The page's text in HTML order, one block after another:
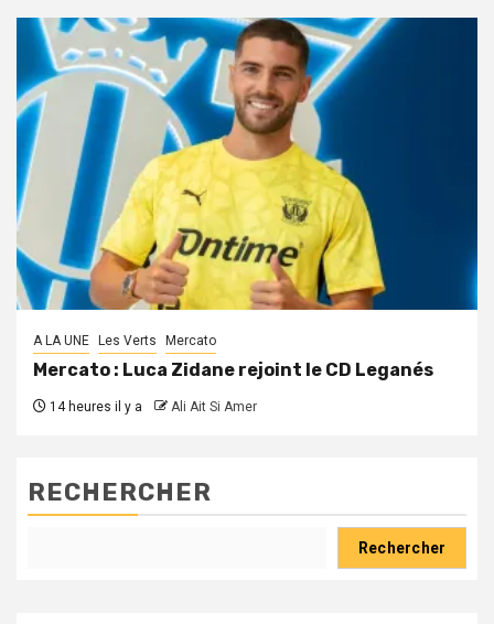
A LA UNE Les Verts Mercato
Mercato : Luca Zidane rejoint le CD Leganés
14 heures il y a Ali Ait Si Amer
RECHERCHER
Rechercher